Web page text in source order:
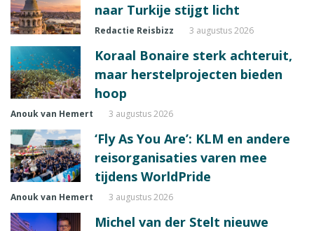
naar Turkije stijgt licht
Redactie Reisbizz 3 augustus 2026
Koraal Bonaire sterk achteruit,
maar herstelprojecten bieden
hoop
Anouk van Hemert 3 augustus 2026
‘Fly As You Are’: KLM en andere
reisorganisaties varen mee
tijdens WorldPride
Anouk van Hemert 3 augustus 2026
Michel van der Stelt nieuwe